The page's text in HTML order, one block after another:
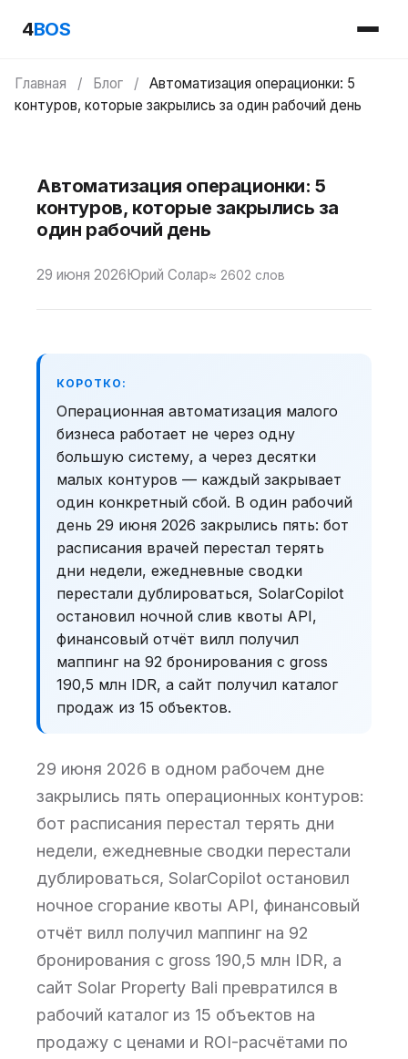
4BOS
Главная / Блог /
Автоматизация операционки: 5
контуров, которые закрылись за один рабочий день
Автоматизация операционки: 5
контуров, которые закрылись за
один рабочий день
29 июня 2026Юрий Солар≈ 2602 слов
КОРОТКО:
Операционная автоматизация малого
бизнеса работает не через одну
большую систему, а через десятки
малых контуров — каждый закрывает
один конкретный сбой. В один рабочий
день 29 июня 2026 закрылись пять: бот
расписания врачей перестал терять
дни недели, ежедневные сводки
перестали дублироваться, SolarCopilot
остановил ночной слив квоты API,
финансовый отчёт вилл получил
маппинг на 92 бронирования с gross
190,5 млн IDR, а сайт получил каталог
продаж из 15 объектов.
29 июня 2026 в одном рабочем дне
закрылись пять операционных контуров:
бот расписания перестал терять дни
недели, ежедневные сводки перестали
дублироваться, SolarCopilot остановил
ночное сгорание квоты API, финансовый
отчёт вилл получил маппинг на 92
бронирования с gross 190,5 млн IDR, а
сайт Solar Property Bali превратился в
рабочий каталог из 15 объектов на
продажу с ценами и ROI-расчётами по